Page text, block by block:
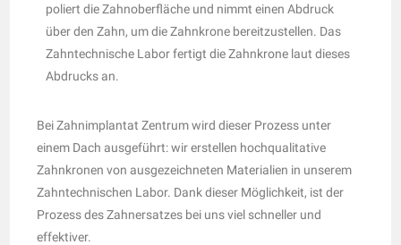
poliert die Zahnoberfläche und nimmt einen Abdruck
über den Zahn, um die Zahnkrone bereitzustellen. Das
Zahntechnische Labor fertigt die Zahnkrone laut dieses
Abdrucks an.
Bei Zahnimplantat Zentrum wird dieser Prozess unter
einem Dach ausgeführt: wir erstellen hochqualitative
Zahnkronen von ausgezeichneten Materialien in unserem
Zahntechnischen Labor. Dank dieser Möglichkeit, ist der
Prozess des Zahnersatzes bei uns viel schneller und
effektiver.